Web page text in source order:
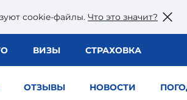
сookie-файлы. Что это значит?
ВИЗЫ СТРАХОВКА
ОТЗЫВЫ НОВОСТИ